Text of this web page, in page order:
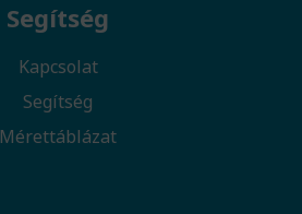
Segítség
Kapcsolat
Segítség
Mérettáblázat